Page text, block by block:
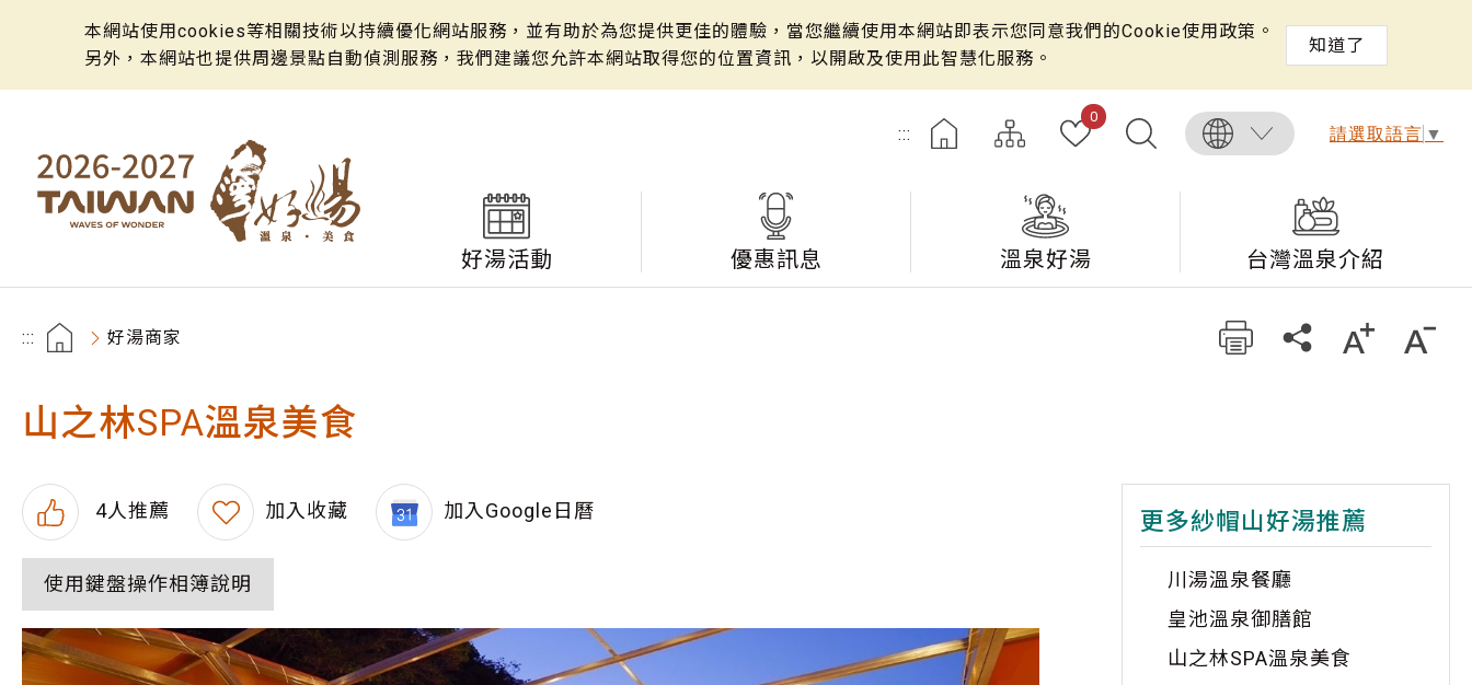
本網站使用cookies等相關技術以持續優化網站服務，並有助於為您提供更佳的體驗，當您繼續使用本網站即表示您同意我們的Cookie使用政策。
另外，本網站也提供周邊景點自動偵測服務，我們建議您允許本網站取得您的位置資訊，以開啟及使用此智慧化服務。
知道了
:::
0
請選取語言 ▼
好湯活動 優惠訊息 溫泉好湯 台灣溫泉介紹
::: 好湯商家
山之林SPA溫泉美食
4人推薦 加入收藏 加入Google日曆
使用鍵盤操作相簿說明
更多紗帽山好湯推薦
川湯溫泉餐廳
皇池溫泉御膳館
山之林SPA溫泉美食